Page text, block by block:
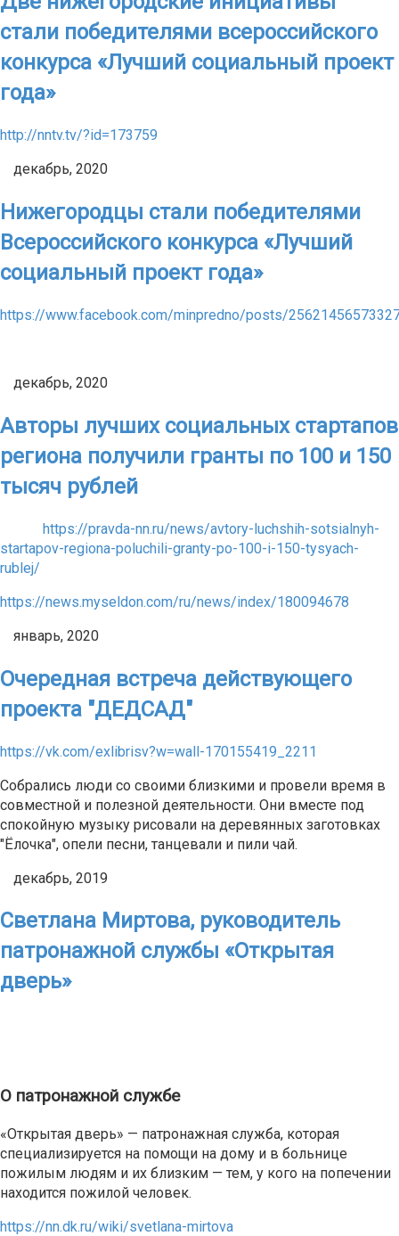
стали победителями всероссийского
конкурса «Лучший социальный проект
года»
http://nntv.tv/?id=173759
декабрь, 2020
Нижегородцы стали победителями
Всероссийского конкурса «Лучший
социальный проект года»
https://www.facebook.com/minpredno/posts/
декабрь, 2020
Авторы лучших социальных стартапов
региона получили гранты по 100 и 150
тысяч рублей
https://pravda-nn.ru/news/avtory-luchshih-sotsialnyh-
startapov-regiona-poluchili-granty-po-100-i-150-tysyach-
rublej/
https://news.myseldon.com/ru/news/index/180094678
январь, 2020
Очередная встреча действующего
проекта "ДЕДСАД"
https://vk.com/exlibrisv?w=wall-170155419_2211
Собрались люди со своими близкими и провели время в
совместной и полезной деятельности. Они вместе под
спокойную музыку рисовали на деревянных заготовках
"Ёлочка", опели песни, танцевали и пили чай.
декабрь, 2019
Светлана Миртова, руководитель
патронажной службы «Открытая
дверь»
О патронажной службе
«Открытая дверь» — патронажная служба, которая
специализируется на помощи на дому и в больнице
пожилым людям и их близким — тем, у кого на попечении
находится пожилой человек.
https://nn.dk.ru/wiki/svetlana-mirtova